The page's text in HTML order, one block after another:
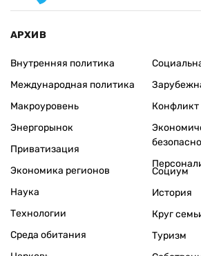
АРХИВ
Внутренняя политика
Международная политика
Макроуровень
Энергорынок
Приватизация
Экономика регионов
Конфликт
Наука
Технологии
Среда обитания
Социум
История
Круг
Туризм